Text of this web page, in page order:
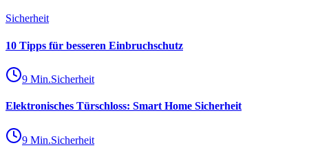
Sicherheit
10 Tipps für besseren Einbruchschutz
9 Min.Sicherheit
Elektronisches Türschloss: Smart Home Sicherheit
9 Min.Sicherheit